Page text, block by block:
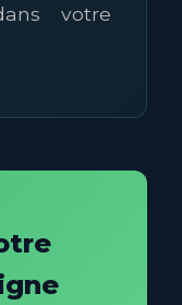
votre